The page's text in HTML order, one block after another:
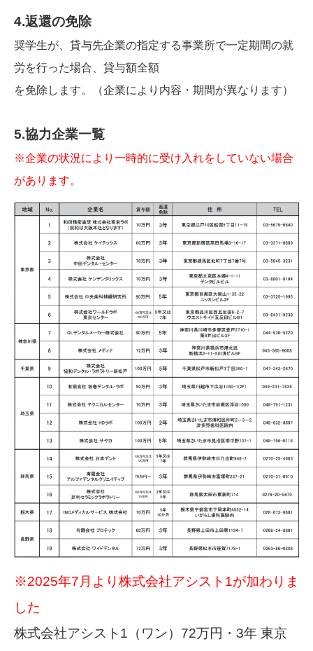
4.返還の免除
奨学生が、貸与先企業の指定する事業所で一定期間の就
労を行った場合、貸与額全額
を免除します。（企業により内容・期間が異なります）
5.協力企業一覧
※企業の状況により一時的に受け入れをしていない場合
があります。
※2025年7月より株式会社アシスト1が加わりま
した
株式会社アシスト1（ワン）72万円・3年 東京